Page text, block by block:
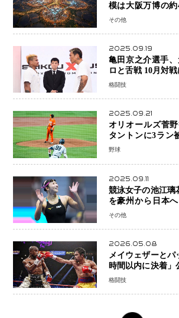
模は大阪万博の
予定
その他
2025.09.19
亀田京之介選手
格闘技
2025.09.21
オリオールズ菅
タントンに3ラン
で降板
野球
2025.09.11
競泳女子の池江璃
を豪州から日本
糧に、28年ロサン
その他
2026.05.08
メイウェザーとパ
時間以内に決着」
ョンか混迷続く
格闘技